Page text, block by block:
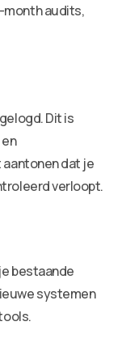
month audits,
Dit is
dat je
verloopt.
bestaande
systemen